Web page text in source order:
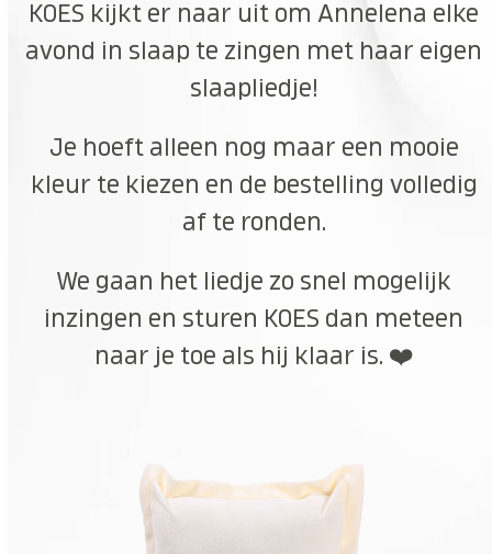
KOES kijkt er naar uit om Annelena elke
avond in slaap te zingen met haar eigen
slaapliedje!
Je hoeft alleen nog maar een mooie
kleur te kiezen en de bestelling volledig
af te ronden.
We gaan het liedje zo snel mogelijk
inzingen en sturen KOES dan meteen
naar je toe als hij klaar is. ❤️